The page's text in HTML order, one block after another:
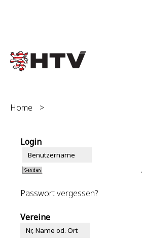
Home >
Login
Passwort vergessen?
Vereine